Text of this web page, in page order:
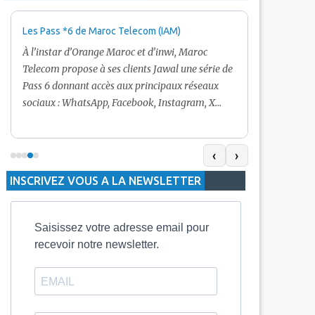
Les Pass *6 de Maroc Telecom (IAM)
À l’instar d’Orange Maroc et d’inwi, Maroc
Telecom propose à ses clients Jawal une série de
Pass 6 donnant accès aux principaux réseaux
sociaux : WhatsApp, Facebook, Instagram, X
5 Dh inclut 100 Mo, le Pass 10 Dh offre 400 Mo,
tandis que les formules à 20 Dh et 30 Dh
proposent respectivement 1 Go et 2 Go. Les
durées de validité sont de 3 jours pour
‹ ›
INSCRIVEZ VOUS A LA NEWSLETTER
Saisissez votre adresse email pour
recevoir notre newsletter.